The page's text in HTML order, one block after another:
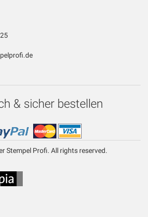
& sicher bestellen
Stempel Profi. All rights reserved.